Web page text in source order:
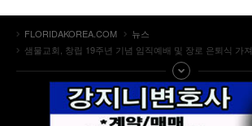
FLORIDAKOREA.COM
뉴스
샘물교회, 창립 19주년 기념 임직예배 및 장로 은퇴식 가져